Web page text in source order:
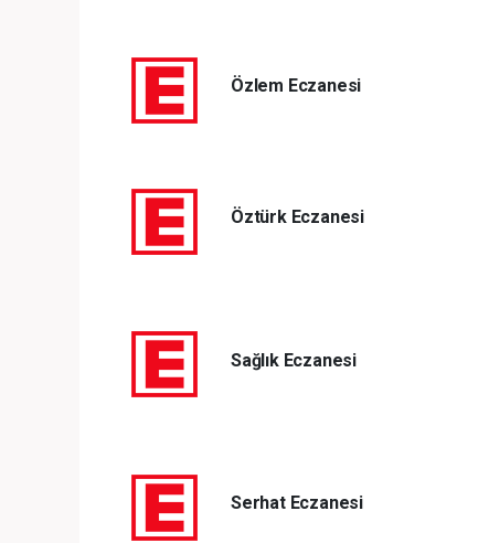
Özlem Eczanesi
Öztürk Eczanesi
Sağlık Eczanesi
Serhat Eczanesi